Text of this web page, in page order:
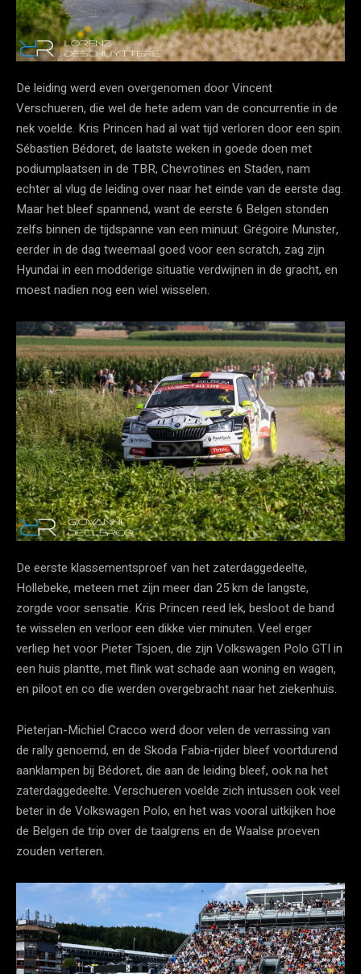
De leiding werd even overgenomen door Vincent
Verschueren, die wel de hete adem van de concurrentie in de
nek voelde. Kris Princen had al wat tijd verloren door een spin.
Sébastien Bédoret, de laatste weken in goede doen met
podiumplaatsen in de TBR, Chevrotines en Staden, nam
echter al vlug de leiding over naar het einde van de eerste dag.
Maar het bleef spannend, want de eerste 6 Belgen stonden
zelfs binnen de tijdspanne van een minuut. Grégoire Munster,
eerder in de dag tweemaal goed voor een scratch, zag zijn
Hyundai in een modderige situatie verdwijnen in de gracht, en
moest nadien nog een wiel wisselen.
De eerste klassementsproef van het zaterdaggedeelte,
Hollebeke, meteen met zijn meer dan 25 km de langste,
zorgde voor sensatie. Kris Princen reed lek, besloot de band
te wisselen en verloor een dikke vier minuten. Veel erger
verliep het voor Pieter Tsjoen, die zijn Volkswagen Polo GTI in
een huis plantte, met flink wat schade aan woning en wagen,
en piloot en co die werden overgebracht naar het ziekenhuis.
Pieterjan-Michiel Cracco werd door velen de verrassing van
de rally genoemd, en de Skoda Fabia-rijder bleef voortdurend
aanklampen bij Bédoret, die aan de leiding bleef, ook na het
zaterdaggedeelte. Verschueren voelde zich intussen ook veel
beter in de Volkswagen Polo, en het was vooral uitkijken hoe
de Belgen de trip over de taalgrens en de Waalse proeven
zouden verteren.